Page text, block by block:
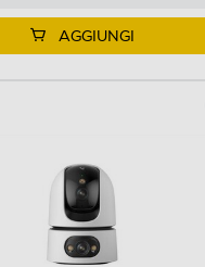
AGGIUNGI